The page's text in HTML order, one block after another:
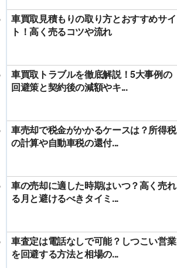
車買取見積もりの取り方とおすすめサイ
ト！高く売るコツや流れ
車買取トラブルを徹底解説！5大事例の
回避策と契約後の減額やキ...
車売却で税金がかかるケースは？所得税
の計算や自動車税の還付...
車の売却に適した時期はいつ？高く売れ
る月と避けるべきタイミ...
車査定は電話なしで可能？しつこい営業
を回避する方法と相場の...